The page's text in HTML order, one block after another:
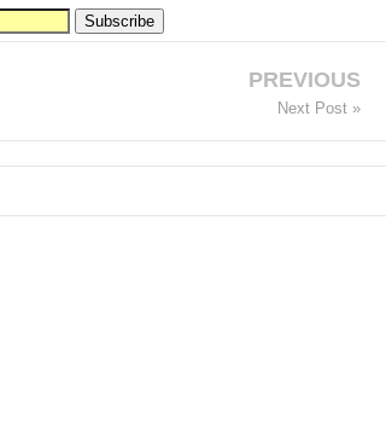
PREVIOUS
Next Post »